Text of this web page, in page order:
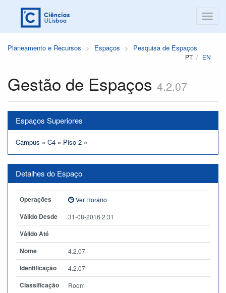
Planeamento e Recursos Espaços Pesquisa de Espaços
PT EN
Gestão de Espaços 4.2.07
Espaços Superiores
Campus » C4 » Piso 2 »
Detalhes do Espaço
Operações Ver Horário
Válido Desde 31-08-2016 2:31
Válido Até
Nome
4.2.07
Identificação 4.2.07
Classificação Room